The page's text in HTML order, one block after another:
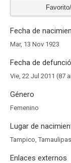
Fecha de
Mar, 13 Nov 1923
Fecha de
Vie, 22 Jul 2011 (87
Género
Femenino
Lugar de
Tampico,
Enlaces externos